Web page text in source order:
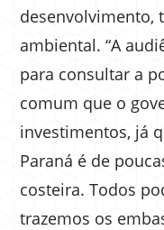
desenvolvimento,
ambiental. “A
para consultar a
comum que o
investimentos, já
Paraná é de
costeira. Todos
trazemos os